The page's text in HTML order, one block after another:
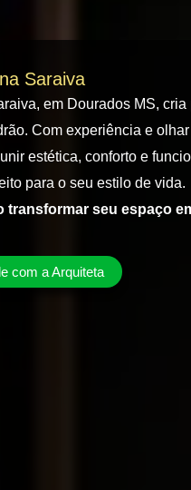
Saraiva
em Dourados MS,
Com experiência e
estética, conforto e
para o seu estilo de vida.
transformar seu espaço
com a Arquiteta